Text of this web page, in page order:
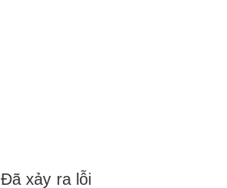
Đã xảy ra lỗi